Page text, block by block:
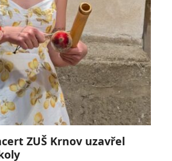
ZUŠ Krnov uzavřel